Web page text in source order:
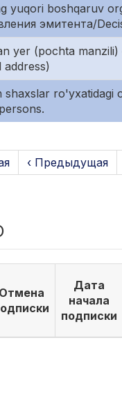
yuqori boshqaruv
эмитента/
yer (pochta
ro'yxatidagi
‹ Предыдущая
Отмена
Дата
начала
подписки